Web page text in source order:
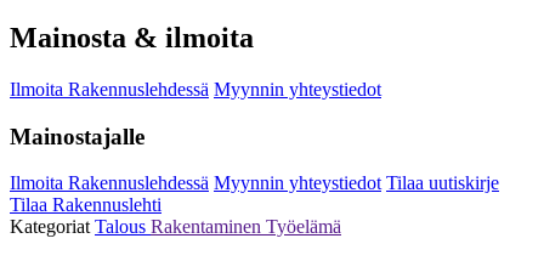
Mainosta & ilmoita
Ilmoita Rakennuslehdessä Myynnin yhteystiedot
Mainostajalle
Ilmoita Rakennuslehdessä Myynnin yhteystiedot Tilaa uutiskirje
Tilaa Rakennuslehti
KategoriatTalous Rakentaminen Työelämä